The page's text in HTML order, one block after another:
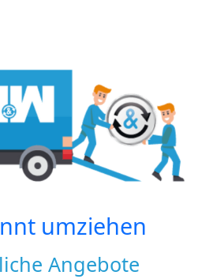
umziehen
Angebote